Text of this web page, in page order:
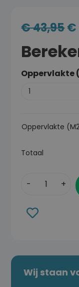
€43,95€
Oppervlakte
Oppervlakte
Totaal
Wij staan